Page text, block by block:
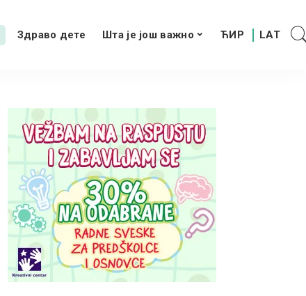
Здраво дете Шта је још важно